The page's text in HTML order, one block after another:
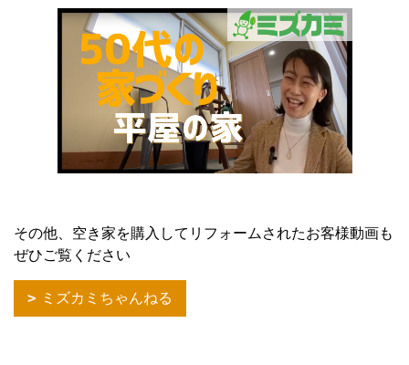
その他、空き家を購入してリフォームされたお客様動画も
ぜひご覧ください
ミズカミちゃんねる